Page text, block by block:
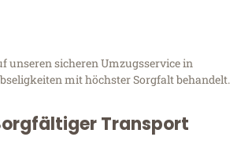
unseren sicheren Umzugsservice in
mit höchster Sorgfalt behandelt.
Transport